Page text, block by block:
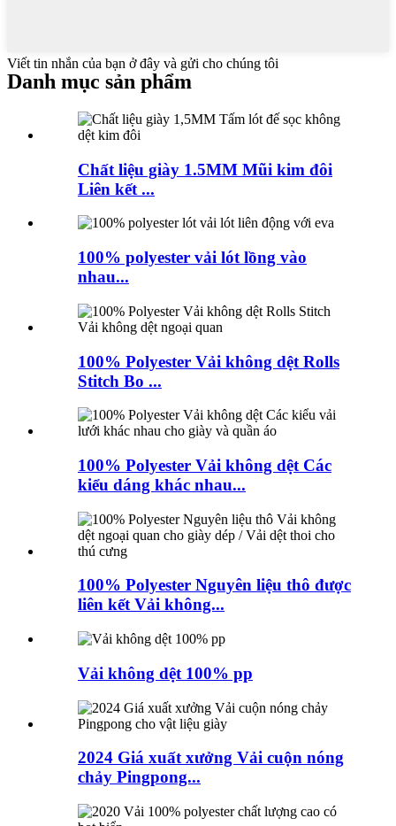
Viết tin nhắn của bạn ở đây và gửi cho chúng tôi
Danh mục sản phẩm
Chất liệu giày 1.5MM Mũi kim đôi
Liên kết ...
100% polyester vải lót lồng vào
nhau...
100% Polyester Vải không dệt Rolls
Stitch Bo ...
100% Polyester Vải không dệt Các
kiểu dáng khác nhau...
100% Polyester Nguyên liệu thô được
liên kết Vải không...
Vải không dệt 100% pp
2024 Giá xuất xưởng Vải cuộn nóng
chảy Pingpong...